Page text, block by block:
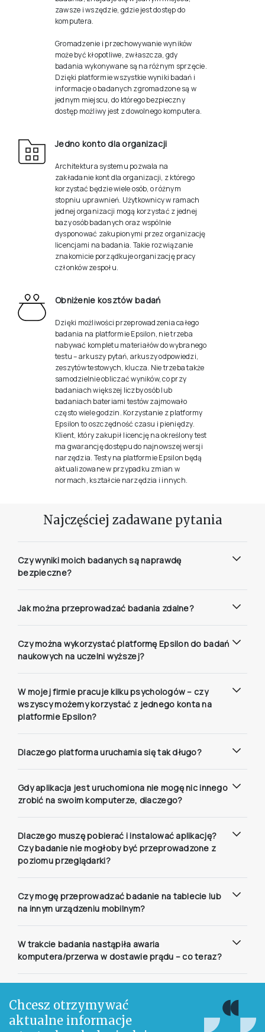
zawsze i wszędzie, gdzie jest dostęp do
komputera.
Gromadzenie i przechowywanie wyników
może być kłopotliwe, zwłaszcza, gdy
badania wykonywane są na różnym sprzęcie.
Dzięki platformie wszystkie wyniki badań i
informacje o badanych zgromadzone są w
jednym miejscu, do którego bezpieczny
dostęp możliwy jest z dowolnego komputera.
Jedno konto dla organizacji
Architektura systemu pozwala na
zakładanie kont dla organizacji, z którego
korzystać będzie wiele osób, o różnym
stopniu uprawnień. Użytkownicy w ramach
jednej organizacji mogą korzystać z jednej
bazy osób badanych oraz wspólnie
dysponować zakupionymi przez organizację
licencjami na badania. Takie rozwiązanie
znakomicie porządkuje organizację pracy
członków zespołu.
Obniżenie kosztów badań
Dzięki możliwości przeprowadzenia całego
badania na platformie Epsilon, nie trzeba
nabywać kompletu materiałów do wybranego
testu – arkuszy pytań, arkuszy odpowiedzi,
zeszytów testowych, klucza. Nie trzeba także
samodzielnie obliczać wyników, co przy
badaniach większej liczby osób lub
badaniach bateriami testów zajmowało
często wiele godzin. Korzystanie z platformy
Epsilon to oszczędność czasu i pieniędzy.
Klient, który zakupił licencję na określony test
ma gwarancję dostępu do najnowszej wersji
narzędzia. Testy na platformie Epsilon będą
aktualizowane w przypadku zmian w
normach, kształcie narzędzia i innych.
Najczęściej zadawane pytania
Czy wyniki moich badanych są naprawdę
bezpieczne?
Jak można przeprowadzać badania zdalne?
Czy można wykorzystać platformę Epsilon do badań
naukowych na uczelni wyższej?
W mojej firmie pracuje kilku psychologów – czy
wszyscy możemy korzystać z jednego konta na
platformie Epsilon?
Dlaczego platforma uruchamia się tak długo?
Gdy aplikacja jest uruchomiona nie mogę nic innego
zrobić na swoim komputerze, dlaczego?
Dlaczego muszę pobierać i instalować aplikację?
Czy badanie nie mogłoby być przeprowadzone z
poziomu przeglądarki?
Czy mogę przeprowadzać badanie na tablecie lub
na innym urządzeniu mobilnym?
W trakcie badania nastąpiła awaria
komputera/przerwa w dostawie prądu – co teraz?
Chcesz otrzymywać
aktualne informacje